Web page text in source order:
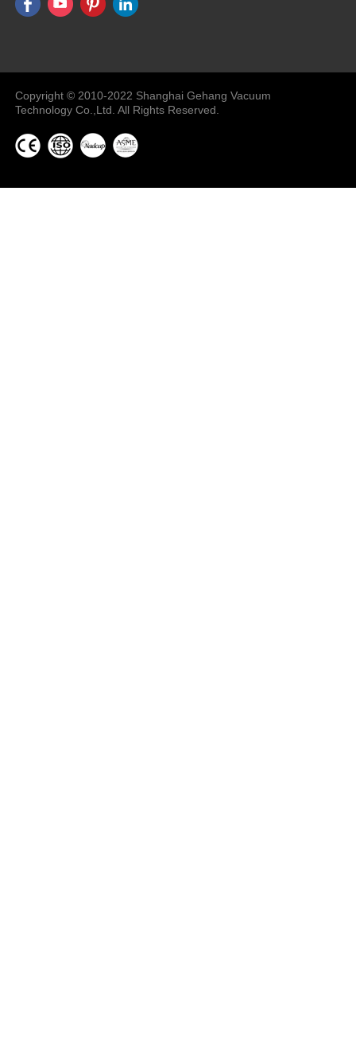
Machine
Copyright © 2010-2022 Shanghai Gehang Vacuum
Technology Co.,Ltd. All Rights Reserved.